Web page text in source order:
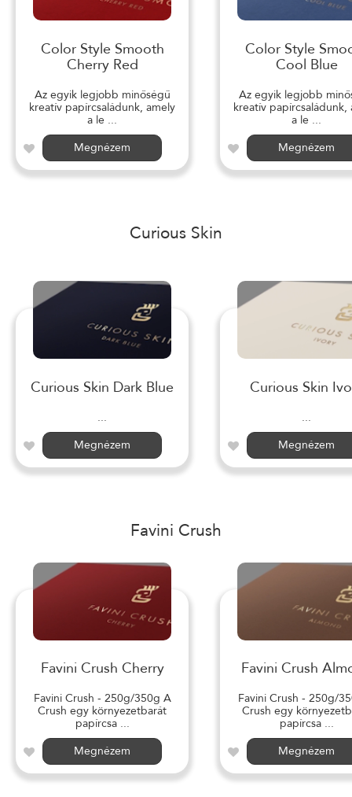
Color Style Smooth
Cherry Red
Az egyik legjobb minőségű
kreatív papírcsaládunk, amely
a le ...
Megnézem
Color Style
Cool Blue
Az egyik legjobb
kreatív papírcsaládunk,
a le ...
Megnézem
Curious Skin
Curious Skin Dark Blue
...
Megnézem
Curious Skin
...
Megnézem
Favini Crush
Favini Crush Cherry
Favini Crush - 250g/350g A
Crush egy környezetbarát
papírcsa ...
Megnézem
Favini Crush
Favini Crush - 250g/
Crush egy
papírcsa ...
Megnézem